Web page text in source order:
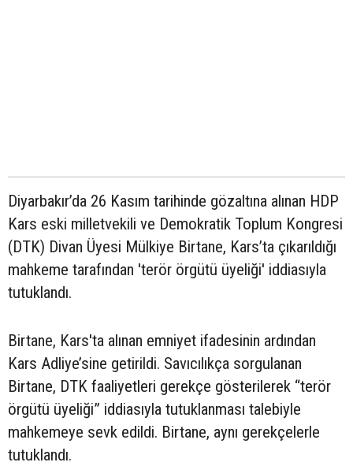
Diyarbakır’da 26 Kasım tarihinde gözaltına alınan HDP
Kars eski milletvekili ve Demokratik Toplum Kongresi
(DTK) Divan Üyesi Mülkiye Birtane, Kars’ta çıkarıldığı
mahkeme tarafından 'terör örgütü üyeliği' iddiasıyla
tutuklandı.
Birtane, Kars'ta alınan emniyet ifadesinin ardından
Kars Adliye’sine getirildi. Savıcılıkça sorgulanan
Birtane, DTK faaliyetleri gerekçe gösterilerek “terör
örgütü üyeliği” iddiasıyla tutuklanması talebiyle
mahkemeye sevk edildi. Birtane, aynı gerekçelerle
tutuklandı.